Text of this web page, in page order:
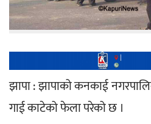
झापा : झापाको कनकाई
गाई काटेको फेला परेको छ ।